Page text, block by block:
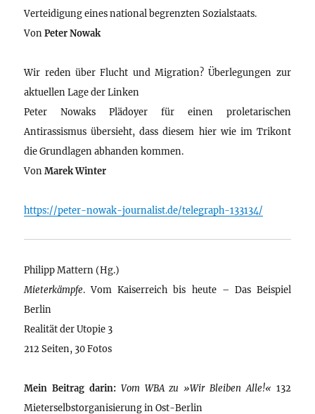
Verteidigung eines national begrenzten Sozialstaats.
VonPeter Nowak
Wir reden über Flucht und Migration? Überlegungen zur
aktuellen Lage der Linken
Peter Nowaks Plädoyer für einen proletarischen
Antirassismus übersieht, dass diesem hier wie im Trikont
die Grundlagen abhanden kommen.
VonMarek Winter
https://peter-nowak-journalist.de/telegraph-133134/
Philipp Mattern (Hg.)
Mieterkämpfe. Vom Kaiserreich bis heute – Das Beispiel
Berlin
Realität der Utopie 3
212 Seiten, 30 Fotos
Mein Beitrag darin: Vom WBA zu »Wir Bleiben Alle!« 132
Mieterselbstorganisierung in Ost-Berlin